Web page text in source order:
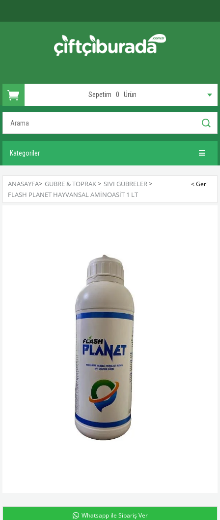
Sepetim 0 Ürün
Kategoriler
ANASAYFA> GÜBRE & TOPRAK> SIVI GÜBRELER>
FLASH PLANET HAYVANSAL AMINOASIT 1 LT
Whatsapp ile Sipariş Ver